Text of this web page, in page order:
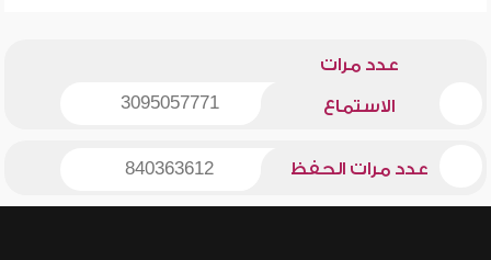
عدد مرات
الاستماع 3095057771
عدد مرات الحفظ 840363612